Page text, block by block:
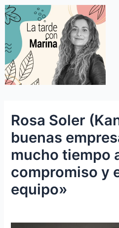
Rosa Soler
buenas
mucho tiempo
compromiso y
equipo»